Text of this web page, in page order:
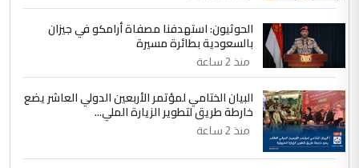
مكتب السيد احمد الصافي : لا يوجود
لدينا اي حساب على الفيس بوك وتويتر
الحوثيون: استهدفنا مصفاة أرامكو في جيزان
بالسعودية بطائرة مسيرة
منذ 2 ساعة
البيان الختامي لمؤتمر الأربعين الدولي العاشر يضع
خارطة طريق لتطوير الزيارة الملي...
منذ 2 ساعة